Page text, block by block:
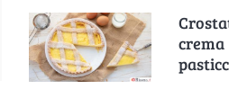
crema